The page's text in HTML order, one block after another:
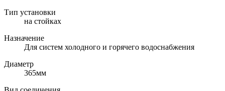
Тип установки
на стойках
Назначение
Для систем холодного и горячего водоснабжения
Диаметр
365мм